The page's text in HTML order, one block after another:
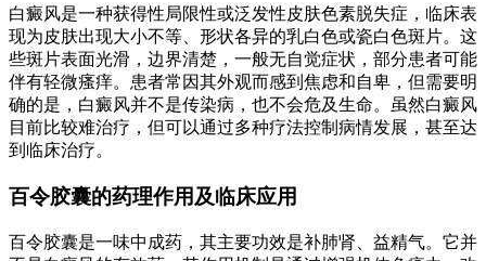
白癜风是一种获得性局限性或泛发性皮肤色素脱失症，临床表
现为皮肤出现大小不等、形状各异的乳白色或瓷白色斑片。这
些斑片表面光滑，边界清楚，一般无自觉症状，部分患者可能
伴有轻微瘙痒。患者常因其外观而感到焦虑和自卑，但需要明
确的是，白癜风并不是传染病，也不会危及生命。虽然白癜风
目前比较难治疗，但可以通过多种疗法控制病情发展，甚至达
到临床治疗。
百令胶囊的药理作用及临床应用
百令胶囊是一味中成药，其主要功效是补肺肾、益精气。它并